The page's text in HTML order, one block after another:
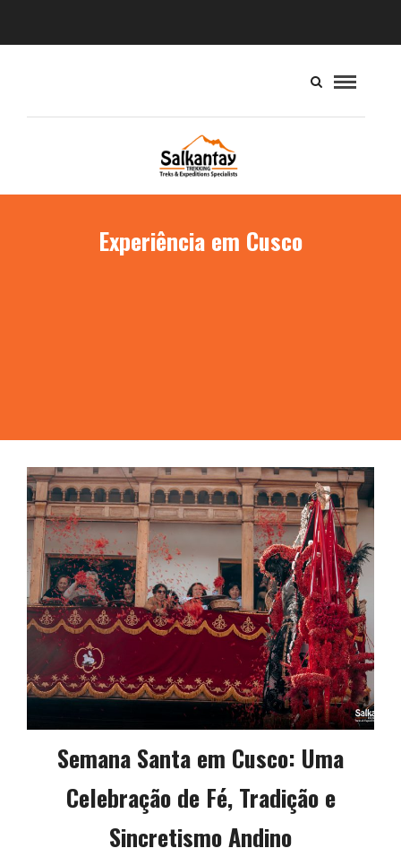
Experiência em Cusco
Semana Santa em Cusco: Uma
Celebração de Fé, Tradição e
Sincretismo Andino